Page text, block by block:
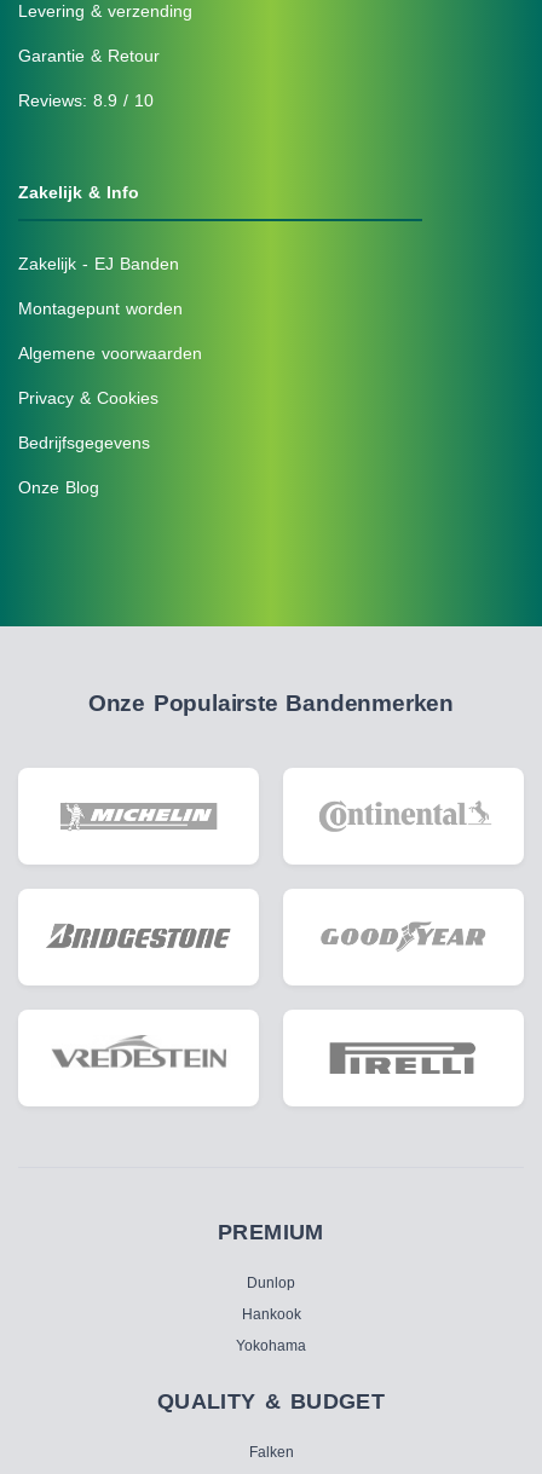
Levering & verzending
Garantie & Retour
Reviews: 8.9 / 10
Zakelijk & Info
Zakelijk - EJ Banden
Montagepunt worden
Algemene voorwaarden
Privacy & Cookies
Bedrijfsgegevens
Onze Blog
Onze Populairste Bandenmerken
PREMIUM
Dunlop
Hankook
Yokohama
QUALITY & BUDGET
Falken